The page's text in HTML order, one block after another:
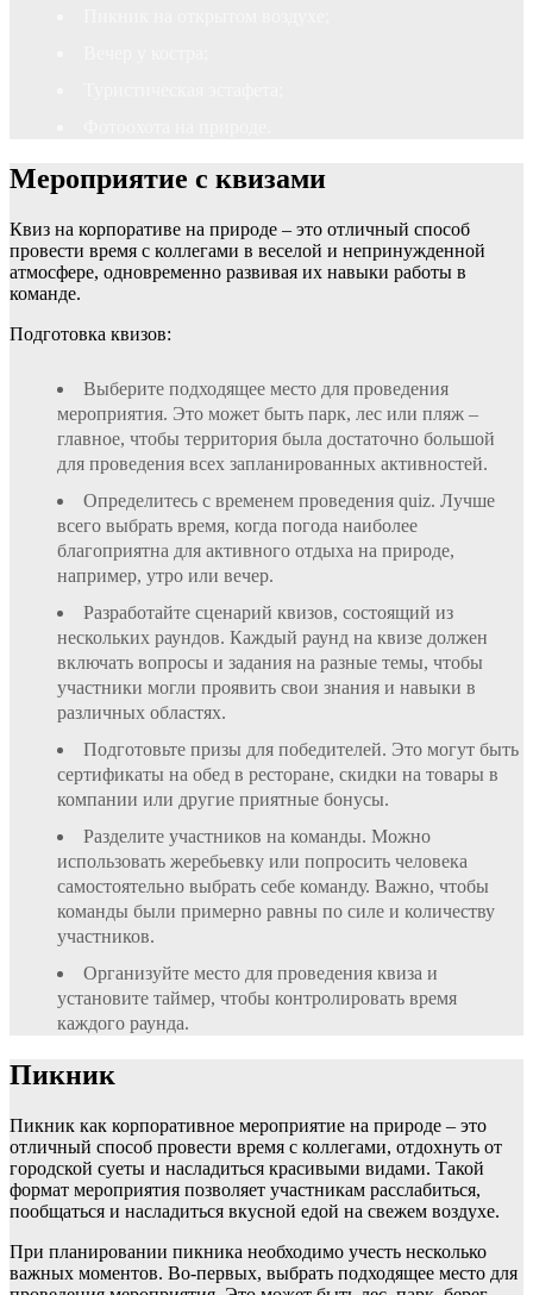
Мероприятие с квизами
Квиз на корпоративе на природе – это отличный способ
провести время с коллегами в веселой и непринужденной
атмосфере, одновременно развивая их навыки работы в
команде.
Подготовка квизов:
Выберите подходящее место для проведения
мероприятия. Это может быть парк, лес или пляж –
главное, чтобы территория была достаточно большой
для проведения всех запланированных активностей.
Определитесь с временем проведения quiz. Лучше
всего выбрать время, когда погода наиболее
благоприятна для активного отдыха на природе,
например, утро или вечер.
Разработайте сценарий квизов, состоящий из
нескольких раундов. Каждый раунд на квизе должен
включать вопросы и задания на разные темы, чтобы
участники могли проявить свои знания и навыки в
различных областях.
Подготовьте призы для победителей. Это могут быть
сертификаты на обед в ресторане, скидки на товары в
компании или другие приятные бонусы.
Разделите участников на команды. Можно
использовать жеребьевку или попросить человека
самостоятельно выбрать себе команду. Важно, чтобы
команды были примерно равны по силе и количеству
участников.
Организуйте место для проведения квиза и
установите таймер, чтобы контролировать время
каждого раунда.
Пикник
Пикник как корпоративное мероприятие на природе – это
отличный способ провести время с коллегами, отдохнуть от
городской суеты и насладиться красивыми видами. Такой
формат мероприятия позволяет участникам расслабиться,
пообщаться и насладиться вкусной едой на свежем воздухе.
При планировании пикника необходимо учесть несколько
важных моментов. Во-первых, выбрать подходящее место для